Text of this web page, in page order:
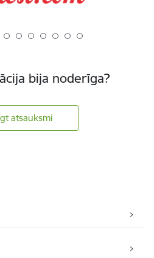
bija noderīga?
atsauksmi